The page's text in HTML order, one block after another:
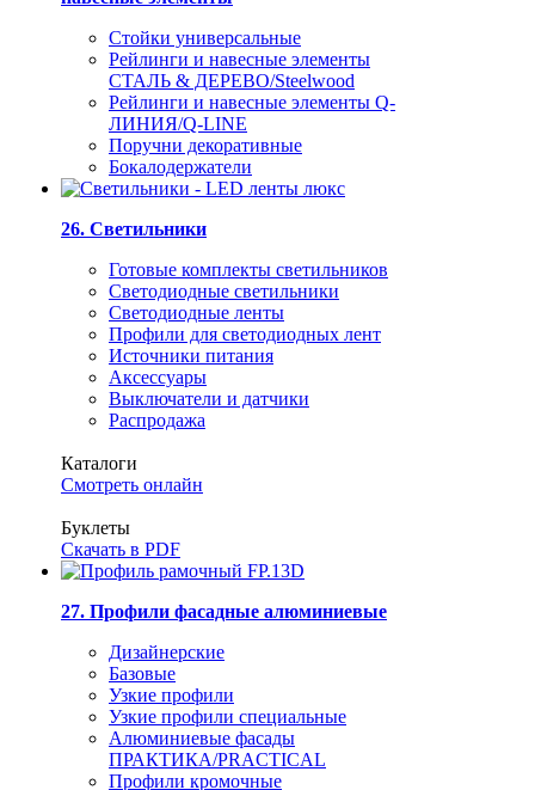
Стойки универсальные
Рейлинги и навесные элементы
СТАЛЬ & ДЕРЕВО/Steelwood
Рейлинги и навесные элементы Q-
ЛИНИЯ/Q-LINE
Поручни декоративные
Бокалодержатели
26. Светильники
Готовые комплекты светильников
Светодиодные светильники
Светодиодные ленты
Профили для светодиодных лент
Источники питания
Аксессуары
Выключатели и датчики
Распродажа
Каталоги
Смотреть онлайн
Буклеты
Скачать в PDF
27. Профили фасадные алюминиевые
Дизайнерские
Базовые
Узкие профили
Узкие профили специальные
Алюминиевые фасады
ПРАКТИКА/PRACTICAL
Профили кромочные